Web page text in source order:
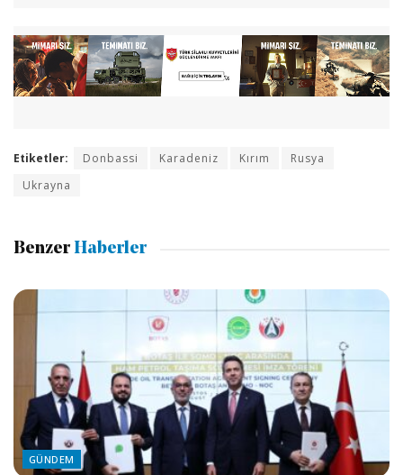
Etiketler: Donbassi Karadeniz Kırım
Rusya
Ukrayna
Benzer Haberler
GÜNDEM